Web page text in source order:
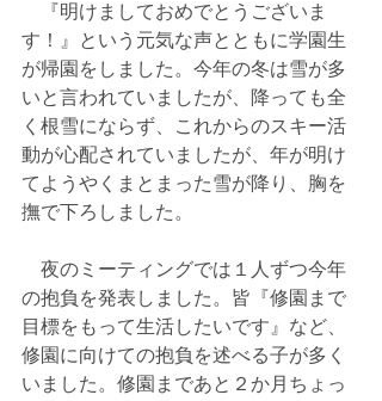
『明けましておめでとうございま
す！』という元気な声とともに学園生
が帰園をしました。今年の冬は雪が多
いと言われていましたが、降っても全
く根雪にならず、これからのスキー活
動が心配されていましたが、年が明け
てようやくまとまった雪が降り、胸を
撫で下ろしました。
夜のミーティングでは１人ずつ今年
の抱負を発表しました。皆『修園まで
目標をもって生活したいです』など、
修園に向けての抱負を述べる子が多く
いました。修園まであと２か月ちょっ